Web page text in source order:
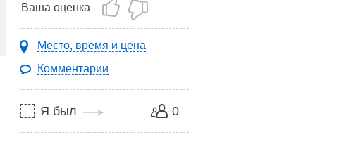
Ваша оценка
Место, время и цена
Комментарии
0
Я был